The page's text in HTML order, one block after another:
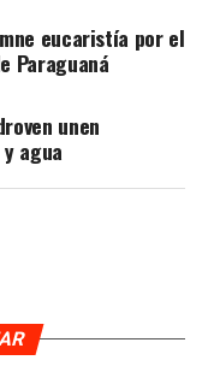
eucaristía por el
Paraguaná
unen
agua